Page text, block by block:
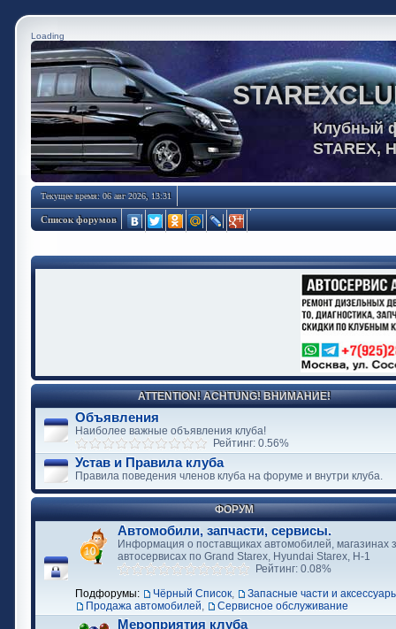
Loading
Клубный
STAREX,
Текущее время: 06 авг 2026, 13:31
Список форумов
ATTENTION! ACHTUNG! ВНИМАНИЕ!
Объявления
Наиболее важные объявления клуба!
Рейтинг: 0.56%
Устав и Правила клуба
Правила поведения членов клуба на форуме и внутри клуба.
ФОРУМ
Автомобили, запчасти, сервисы.
Информация о поставщиках автомобилей, магазинах
автосервисах по Grand Starex, Hyundai Starex, H-1
Рейтинг: 0.08%
Подфорумы:
Чёрный Список,
Запасные части и
Продажа автомобилей, Сервисное обслуживание
Мероприятия клуба